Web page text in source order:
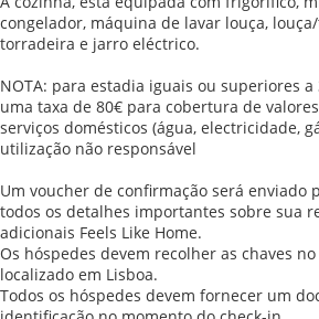
congelador, máquina de lavar louça,
torradeira e jarro eléctrico.
NOTA: para estadia iguais ou superiores
uma taxa de 80€ para cobertura de
serviços domésticos (água, electricidade,
utilização não responsável
Um voucher de confirmação será enviado
todos os detalhes importantes sobre sua
adicionais Feels Like Home.
Os hóspedes devem recolher as chaves
localizado em Lisboa.
Todos os hóspedes devem fornecer um